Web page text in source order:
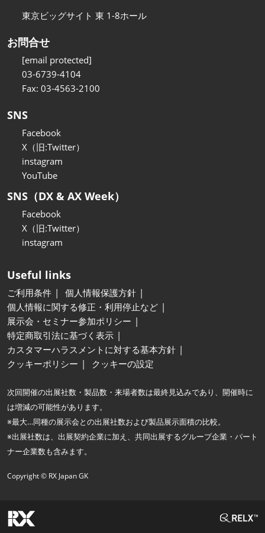
東京ビッグサイト 東 1-8ホール
お問合せ
[email protected]
03-6739-4104
Fax: 03-4563-2100
SNS
Facebook
X（旧:Twitter）
instagram
YouTube
SNS（DX & AX Week）
Facebook
X（旧:Twitter）
instagram
Useful links
ご利用条件
個人情報保護方針
個人情報に関する修正・利用停止など
展示会・セミナー参加ポリシー
特定商取引法に基づく表示
カスタマーハラスメントに対する基本方針
クッキーポリシー
クッキーの設定
次回開催の出展社数・製品数・来場者数は最終見込みであり、開催時に
は増減の可能性があります。
※最大…同種の展示会との出展社数および製品展示面積の比較。
※出展社数は、出展契約企業に加え、共同出展するグループ企業・パート
ナー企業数も含みます。
Copyright © RX Japan GK